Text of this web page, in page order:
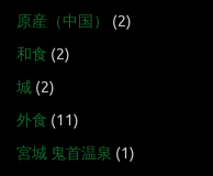
原産（中国）
(2)
和食 (2)
城 (2)
外食 (11)
宮城 鬼首温泉 (1)